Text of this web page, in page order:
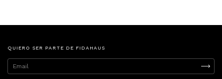
QUIERO SER PARTE DE FIDAHAUS